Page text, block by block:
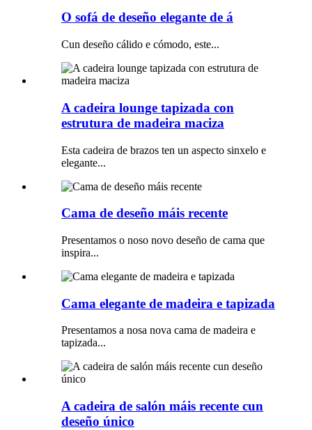
O sofá de deseño elegante de á
Cun deseño cálido e cómodo, este...
A cadeira lounge tapizada con
estrutura de madeira maciza
Esta cadeira de brazos ten un aspecto sinxelo e
elegante...
Cama de deseño máis recente
Presentamos o noso novo deseño de cama que
inspira...
Cama elegante de madeira e tapizada
Presentamos a nosa nova cama de madeira e
tapizada...
A cadeira de salón máis recente cun
deseño único